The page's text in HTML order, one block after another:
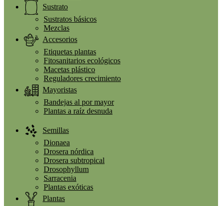
Sustrato
Sustratos básicos
Mezclas
Accesorios
Etiquetas plantas
Fitosanitarios ecológicos
Macetas plástico
Reguladores crecimiento
Mayoristas
Bandejas al por mayor
Plantas a raíz desnuda
Semillas
Dionaea
Drosera nórdica
Drosera subtropical
Drosophyllum
Sarracenia
Plantas exóticas
Plantas